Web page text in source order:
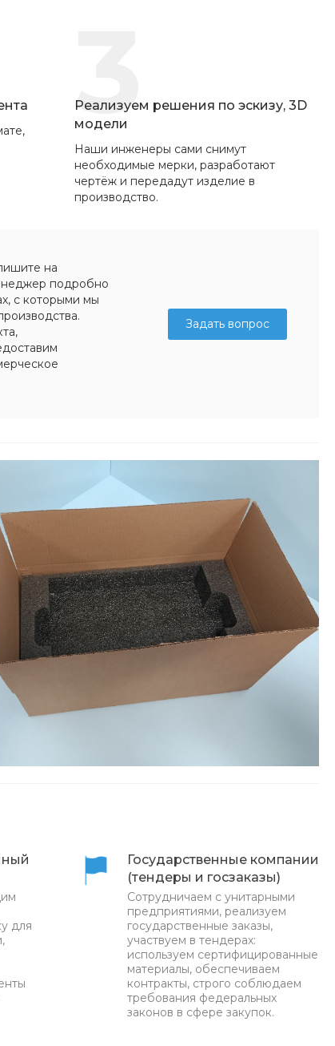
3
Реализуем решения по эскизу, 3D
модели
Наши инженеры сами снимут
необходимые мерки, разработают
чертёж и передадут изделие в
производство.
на
подробно
с которыми мы
Задать вопрос
для
Государственные компании
(тендеры и госзаказы)
Сотрудничаем с унитарными
предприятиями, реализуем
государственные заказы,
участвуем в тендерах:
используем сертифицированные
материалы, обеспечиваем
контракты, строго соблюдаем
требования федеральных
законов в сфере закупок.